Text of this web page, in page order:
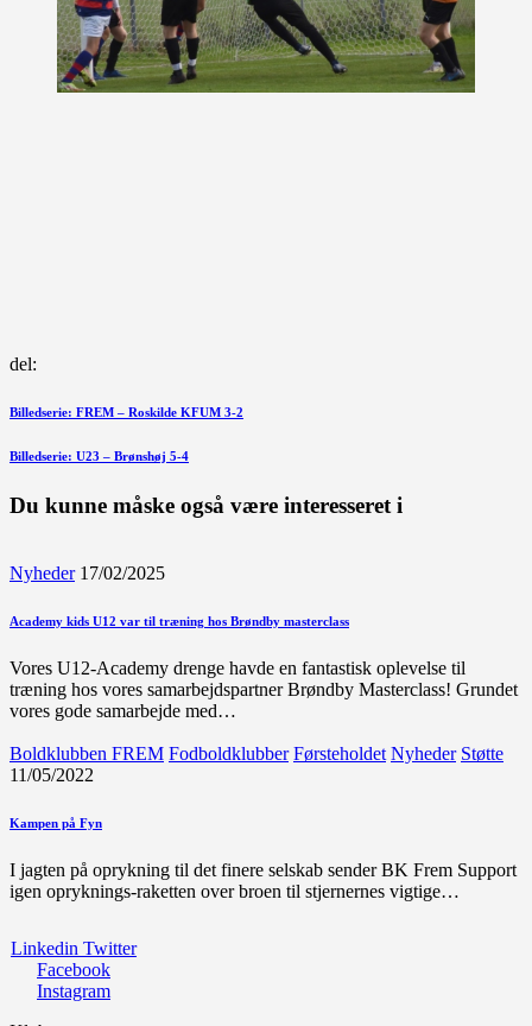
del:
Indlægsnavigation
Forrige
Billedserie: FREM – Roskilde KFUM 3-2
Næste
Billedserie: U23 – Brønshøj 5-4
Du kunne måske også være interesseret i
Nyheder 17/02/2025
Academy kids U12 var til træning hos Brøndby masterclass
Vores U12-Academy drenge havde en fantastisk oplevelse til
træning hos vores samarbejdspartner Brøndby Masterclass! Grundet
vores gode samarbejde med…
Boldklubben FREM Fodboldklubber Førsteholdet Nyheder Støtte
11/05/2022
Kampen på Fyn
I jagten på oprykning til det finere selskab sender BK Frem Support
igen opryknings-raketten over broen til stjernernes vigtige…
Linkedin Twitter
Facebook
Instagram